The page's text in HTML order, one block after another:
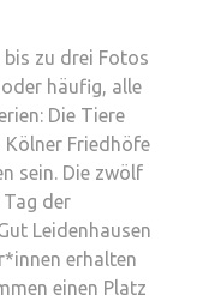
bis zu drei Fotos
häufig, alle
Die Tiere
Friedhöfe
sein. Die zwölf
der
Leidenhausen
erhalten
einen Platz